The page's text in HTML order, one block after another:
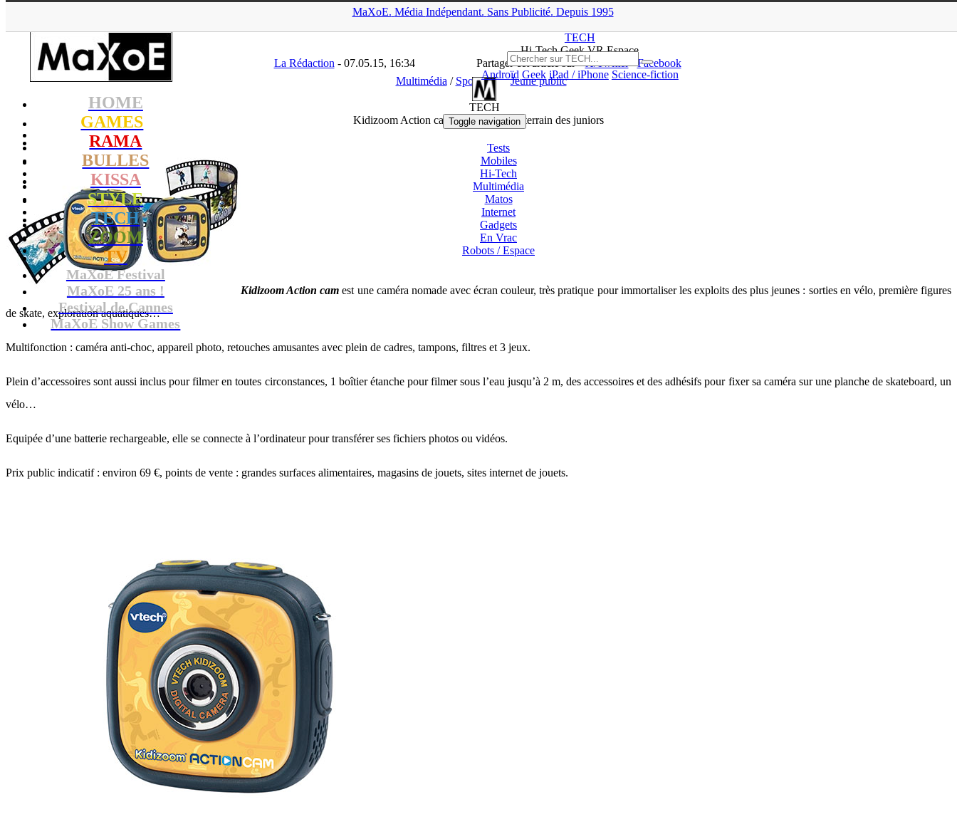
MaXoE. Média Indépendant. Sans Publicité. Depuis 1995
HOME
GAMES
RAMA
BULLES
KISSA
STYLE
TECH
ZOOM
TV
MaXoE Festival
MaXoE 25 ans !
Festival de Cannes
MaXoE Show Games
TECH
Hi-Tech Geek VR Espace
Androïd Geek iPad / iPhone Science-fiction
TECH
Toggle navigation
Tests
Mobiles
Hi-Tech
Multimédia
Matos
Internet
Gadgets
En Vrac
Robots /Espace
▲
La Rédaction - 07.05.15, 16:34 Partager cet article sur X/Twitter
Facebook
Multimédia / Sports Jeune public
Kidizoom Action cam, la caméra tout-terrain des juniors
Kidizoom Action cam est une caméra nomade avec écran couleur, très pratique pour immortaliser les exploits des plus jeunes : sorties en vélo, première figures
de skate, exploration aquatiques…
Multifonction : caméra anti-choc, appareil photo, retouches amusantes avec plein de cadres, tampons, filtres et 3 jeux.
Plein d’accessoires sont aussi inclus pour filmer en toutes circonstances, 1 boîtier étanche pour filmer sous l’eau jusqu’à 2 m, des accessoires et des adhésifs pour fixer sa caméra sur une planche de skateboard, un
vélo…
Equipée d’une batterie rechargeable, elle se connecte à l’ordinateur pour transférer ses fichiers photos ou vidéos.
Prix public indicatif : environ 69 €, points de vente : grandes surfaces alimentaires, magasins de jouets, sites internet de jouets.